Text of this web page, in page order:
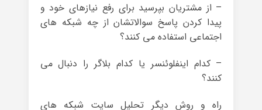
– از مشتریان بپرسید برای رفع نیازهای خود و
پیدا کردن پاسخ سوالاتشان از چه شبکه های
اجتماعی استفاده می کنند؟
– کدام اینفلوئنسر یا کدام بلاگر را دنبال می
کنند؟
راه و روش دیگر تحلیل سایت شبکه های